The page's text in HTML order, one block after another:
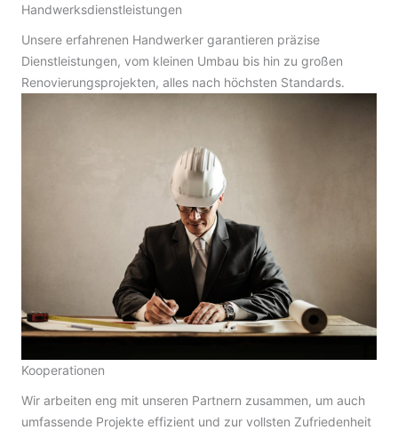
Handwerksdienstleistungen
Unsere erfahrenen Handwerker garantieren präzise
Dienstleistungen, vom kleinen Umbau bis hin zu großen
Renovierungsprojekten, alles nach höchsten Standards.
Kooperationen
Wir arbeiten eng mit unseren Partnern zusammen, um auch
umfassende Projekte effizient und zur vollsten Zufriedenheit